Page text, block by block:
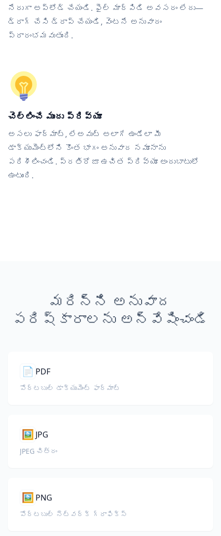
నేరుగా అప్‌లోడ్ చేయండి. ఫైల్ మార్పిడి అవసరం లేదు—
డ్రాగ్ చేసి డ్రాప్ చేయండి, వెంటనే అనువాదం
ప్రారంభమవుతుంది.
చెల్లించే ముందు ప్రివ్యూ
అసలు ఫార్మాట్, లేఅవుట్ అలాగే ఉండేలా మీ
డాక్యుమెంట్‌లోని కొంత భాగం అనువాద నమూనాను
పరిశీలించండి. ప్రతిరోజూ ఉచిత ప్రివ్యూ అందుబాటులో
ఉంటుంది.
మరిన్ని అనువాద
పరిష్కారాలను అన్వేషించండి
📄 PDF
పోర్టబుల్ డాక్యుమెంట్ ఫార్మాట్
🖼️ JPG
JPEG చిత్రం
🖼️ PNG
పోర్టబుల్ నెట్‌వర్క్ గ్రాఫిక్స్